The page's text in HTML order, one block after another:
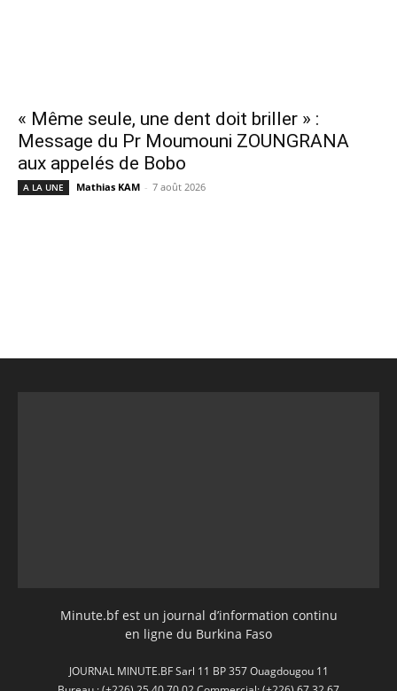
« Même seule, une dent doit briller » :
Message du Pr Moumouni ZOUNGRANA
aux appelés de Bobo
A LA UNE Mathias KAM - 7 août 2026
Minute.bf est un journal d’information continu
en ligne du Burkina Faso
JOURNAL MINUTE.BF Sarl 11 BP 357 Ouagdougou 11